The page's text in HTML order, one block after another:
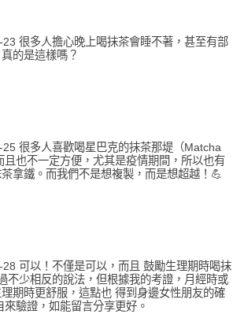
很多人擔心晚上喝抹茶會睡不著，甚至有部
的是這樣嗎？
很多人喜歡喝星巴克的抹茶那堤（Matcha
也不一定方便，尤其是疫情期間，所以也有
拿鐵。而我們不是想複製，而是想超越！💪
可以！不僅是可以，而且 鼓勵生理期時喝抹
不少相反的說法，但根據我的考證，月經時或
期時更舒服，這點也 得到身邊女性朋友的確
驗證，如能留言分享更好。